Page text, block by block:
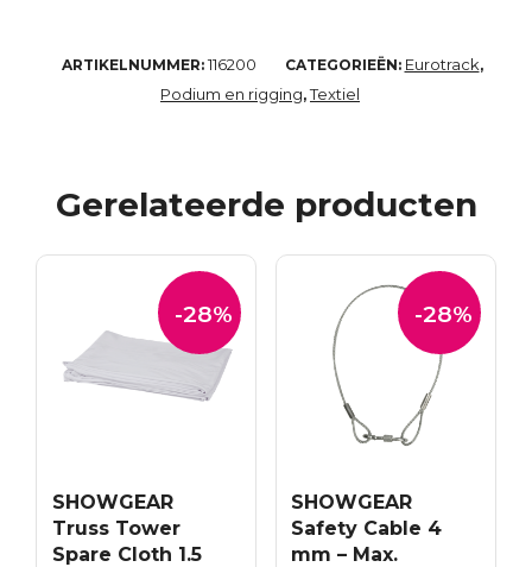
ARTIKELNUMMER: 116200 CATEGORIEËN: Eurotrack,
Podium en rigging,Textiel
Gerelateerde producten
-28%
SHOWGEAR
Truss Tower
Spare Cloth 1.5
-28%
SHOWGEAR
Safety Cable 4
mm – Max.